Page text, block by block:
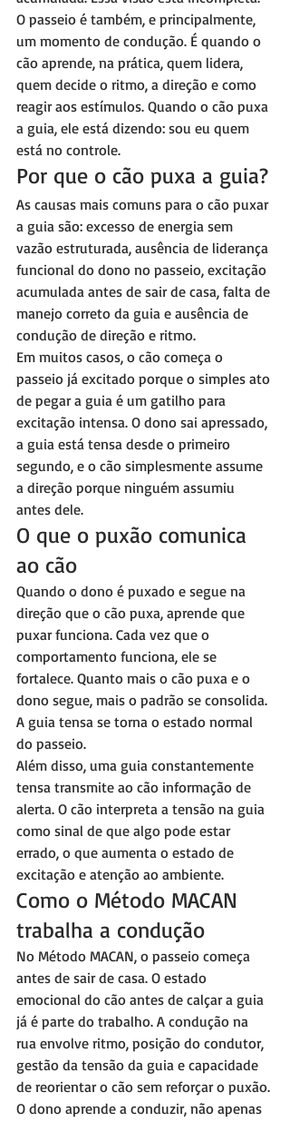
O passeio é também, e principalmente,
um momento de condução. É quando o
cão aprende, na prática, quem lidera,
quem decide o ritmo, a direção e como
reagir aos estímulos. Quando o cão puxa
a guia, ele está dizendo: sou eu quem
está no controle.
Por que o cão puxa a guia?
As causas mais comuns para o cão puxar
a guia são: excesso de energia sem
vazão estruturada, ausência de liderança
funcional do dono no passeio, excitação
acumulada antes de sair de casa, falta de
manejo correto da guia e ausência de
condução de direção e ritmo.
Em muitos casos, o cão começa o
passeio já excitado porque o simples ato
de pegar a guia é um gatilho para
excitação intensa. O dono sai apressado,
a guia está tensa desde o primeiro
segundo, e o cão simplesmente assume
a direção porque ninguém assumiu
antes dele.
O que o puxão comunica
ao cão
Quando o dono é puxado e segue na
direção que o cão puxa, aprende que
puxar funciona. Cada vez que o
comportamento funciona, ele se
fortalece. Quanto mais o cão puxa e o
dono segue, mais o padrão se consolida.
A guia tensa se torna o estado normal
do passeio.
Além disso, uma guia constantemente
tensa transmite ao cão informação de
alerta. O cão interpreta a tensão na guia
como sinal de que algo pode estar
errado, o que aumenta o estado de
excitação e atenção ao ambiente.
Como o Método MACAN
trabalha a condução
No Método MACAN, o passeio começa
antes de sair de casa. O estado
emocional do cão antes de calçar a guia
já é parte do trabalho. A condução na
rua envolve ritmo, posição do condutor,
gestão da tensão da guia e capacidade
de reorientar o cão sem reforçar o puxão.
O dono aprende a conduzir, não apenas